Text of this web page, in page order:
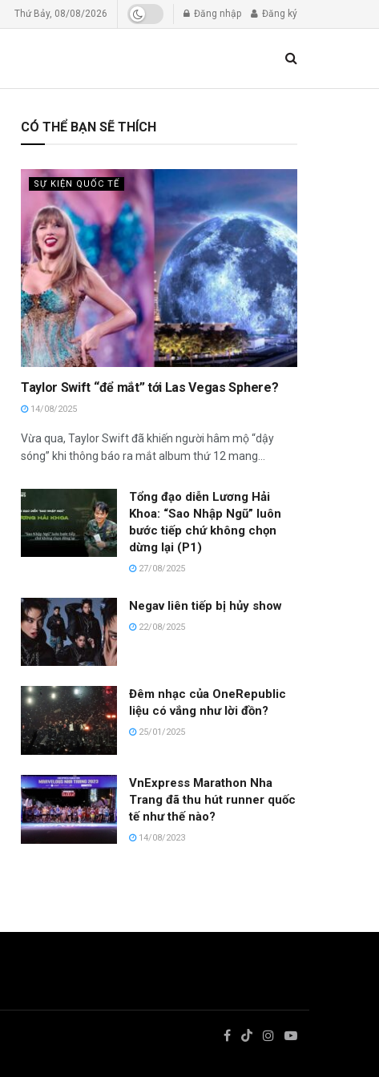
Thứ Bảy, 08/08/2026 Đăng nhập Đăng ký
CÓ THỂ BẠN SẼ THÍCH
SỰ KIỆN QUỐC TẾ
Taylor Swift “để mắt” tới Las Vegas Sphere?
14/08/2025
Vừa qua, Taylor Swift đã khiến người hâm mộ “dậy
sóng” khi thông báo ra mắt album thứ 12 mang...
Tổng đạo diễn Lương Hải
Khoa: “Sao Nhập Ngũ” luôn
bước tiếp chứ không chọn
dừng lại (P1)
27/08/2025
Negav liên tiếp bị hủy show
22/08/2025
Đêm nhạc của OneRepublic
liệu có vắng như lời đồn?
25/01/2025
VnExpress Marathon Nha
Trang đã thu hút runner quốc
tế như thế nào?
14/08/2023